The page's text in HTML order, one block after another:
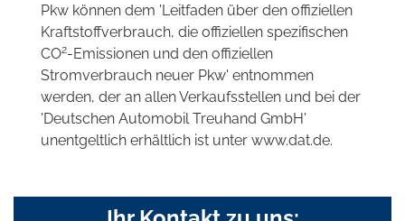
Pkw können dem 'Leitfaden über den offiziellen
Kraftstoffverbrauch, die offiziellen spezifischen
CO2-Emissionen und den offiziellen
Stromverbrauch neuer Pkw' entnommen
werden, der an allen Verkaufsstellen und bei der
'Deutschen Automobil Treuhand GmbH'
unentgeltlich erhältlich ist unter www.dat.de.